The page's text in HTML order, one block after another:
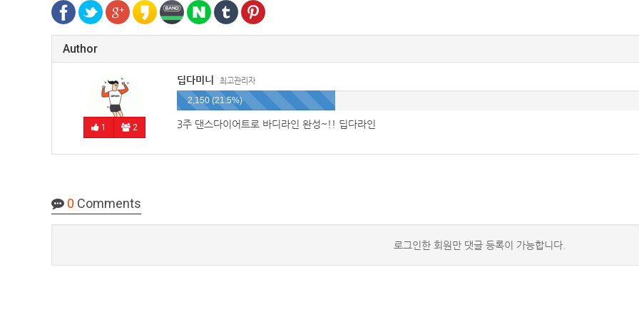
Author
1 2
딥다미니 최고관리자
2,150 (21.5%)
3주 댄스다이어트로 바디라인 완성~!! 딥다라인
0 Comments
로그인한 회원만 댓글 등록이 가능합니다.